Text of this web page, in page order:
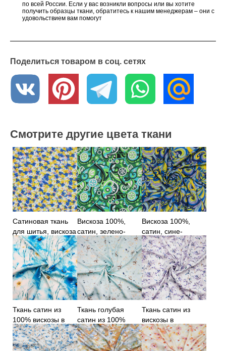
по всей России. Если у вас возникли вопросы или вы хотите
получить образцы ткани, обратитесь к нашим менеджерам – они с
удовольствием вам помогут
Поделиться товаром в соц. сетях
Смотрите другие цвета ткани
Сатиновая ткань
для шитья, вискоза
100%, сине-
желтый принт
Вискоза 100%,
сатин, зелено-
голубой орнамент
Вискоза 100%,
сатин, сине-
желтый принт
Ткань сатин из
100% вискозы в
цветы
Ткань голубая
сатин из 100%
вискозы
Ткань сатин из
вискозы в
фиолетовые цветы